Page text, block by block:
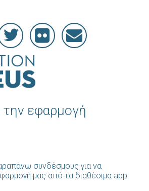
εφαρμογή
συνδέσμους για να
μας από τα διαθέσιμα app